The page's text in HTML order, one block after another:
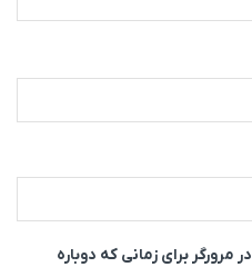
برای زمانی که دوباره